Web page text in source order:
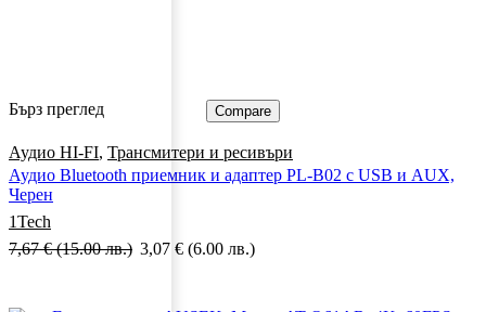
Бърз преглед Compare
Аудио HI-FI, Трансмитери и ресивъри
Аудио Bluetooth приемник и адаптер PL-B02 с USB и AUX,
Черен
1Tech
7,67€ (15.00 лв.) 3,07 € (6.00 лв.)